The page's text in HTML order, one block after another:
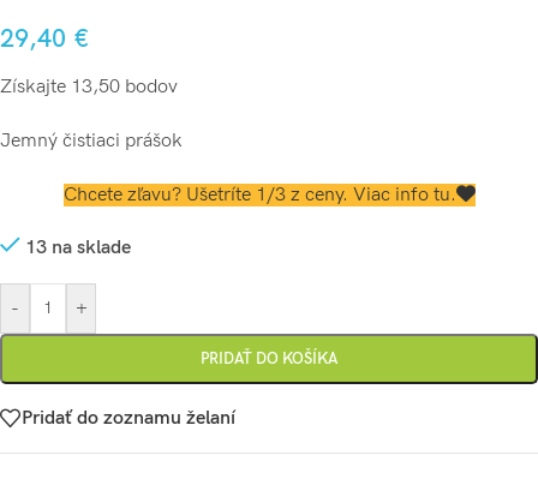
29,40 €
Získajte 13,50 bodov
Jemný čistiaci prášok
Chcete zľavu? Ušetríte 1/3 z ceny. Viac info tu.
13 na sklade
- +
PRIDAŤ DO KOŠÍKA
Pridať do zoznamu želaní